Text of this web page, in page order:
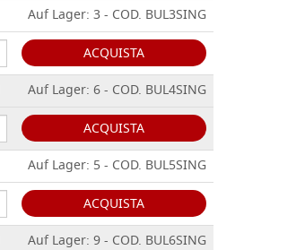
Auf Lager: 3 - COD. BUL3SING
ACQUISTA
Auf Lager: 6 - COD. BUL4SING
ACQUISTA
Auf Lager: 5 - COD. BUL5SING
ACQUISTA
Auf Lager: 9 - COD. BUL6SING